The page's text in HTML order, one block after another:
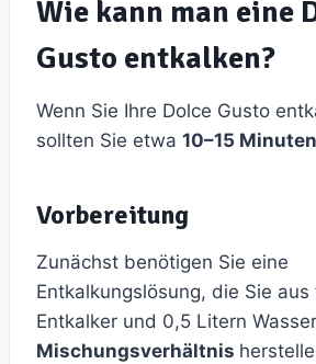
Wie kann man eine
Gusto entkalken?
Wenn Sie Ihre Dolce Gusto
sollten Sie etwa 10–15 Minuten
Vorbereitung
Zunächst benötigen Sie eine
Entkalkungslösung, die Sie aus
Entkalker und 0,5 Litern
Mischungsverhältnis